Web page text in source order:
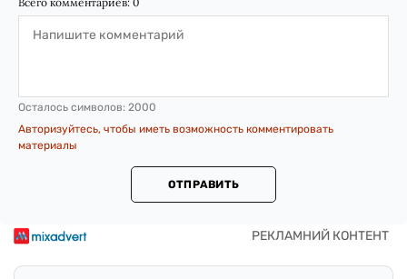
Осталось символов: 2000
Авторизуйтесь, чтобы иметь возможность комментировать
материалы
ОТПРАВИТЬ